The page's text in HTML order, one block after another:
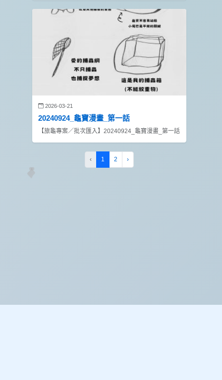
2026-03-21
20240924_龜寶漫畫_第一話
【旅龜專案／批次匯入】20240924_龜寶漫畫_第一話
‹ 1 2 ›